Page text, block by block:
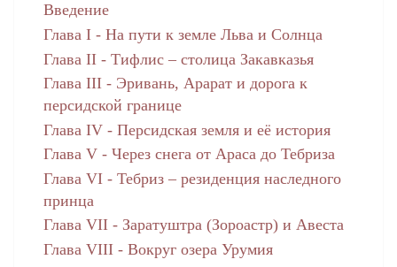
Введение
Глава I - На пути к земле Льва и Солнца
Глава II - Тифлис – столица Закавказья
Глава III - Эривань, Арарат и дорога к
персидской границе
Глава IV - Персидская земля и её история
Глава V - Через снега от Араса до Тебриза
Глава VI - Тебриз – резиденция наследного
принца
Глава VII - Заратуштра (Зороастр) и Авеста
Глава VIII - Вокруг озера Урумия